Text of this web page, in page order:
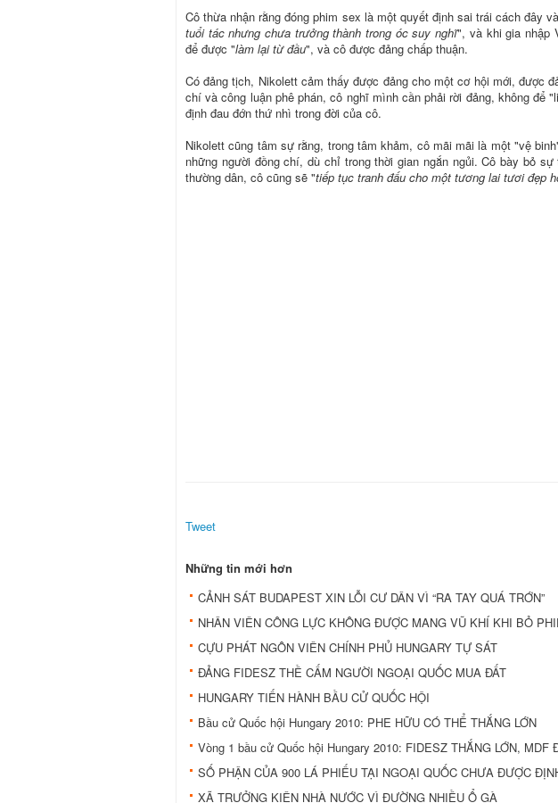
Cô thừa nhận rằng đóng phim sex là một quyết định sai trái cách đây
tuổi tác nhưng chưa trưởng thành trong óc suy nghĩ", và khi gia nhập
để được "làm lại từ đầu", và cô được đảng chấp thuận.
Có đảng tịch, Nikolett cảm thấy được đảng cho một cơ hội mới, được
chí và công luận phê phán, cô nghĩ mình cần phải rời đảng, không để
định đau đớn thứ nhì trong đời của cô.
Nikolett cũng tâm sự rằng, trong tâm khảm, cô mãi mãi là một "vệ
những người đồng chí, dù chỉ trong thời gian ngắn ngủi. Cô bày bỏ
thường dân, cô cũng sẽ "tiếp tục tranh đấu cho một tương lai tươi đẹp
Tweet
Những tin mới hơn
CẢNH SÁT BUDAPEST XIN LỖI CƯ DÂN VÌ “RA TAY QUÁ TRỚN”
NHÂN VIÊN CÔNG LỰC KHÔNG ĐƯỢC MANG VŨ KHÍ KHI BỎ
CỰU PHÁT NGÔN VIÊN CHÍNH PHỦ HUNGARY TỰ SÁT
ĐẢNG FIDESZ THỀ CẤM NGƯỜI NGOẠI QUỐC MUA ĐẤT
HUNGARY TIẾN HÀNH BẦU CỬ QUỐC HỘI
Bầu cử Quốc hội Hungary 2010: PHE HỮU CÓ THỂ THẮNG LỚN
Vòng 1 bầu cử Quốc hội Hungary 2010: FIDESZ THẮNG LỚN, MDF
SỐ PHẬN CỦA 900 LÁ PHIẾU TẠI NGOẠI QUỐC CHƯA ĐƯỢC
XÃ TRƯỞNG KIỆN NHÀ NƯỚC VÌ ĐƯỜNG NHIỀU Ổ GÀ